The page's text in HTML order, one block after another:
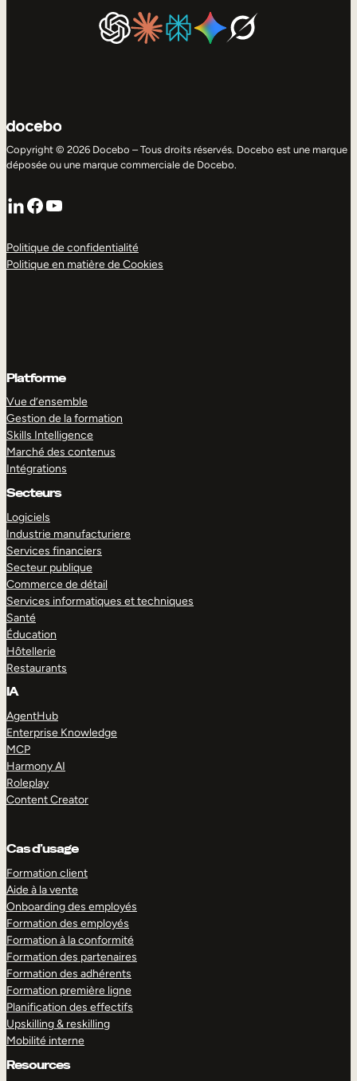
Copyright © 2026 Docebo – Tous droits réservés. Docebo est une marque
déposée ou une marque commerciale de Docebo.
LinkedIn
Facebook
YouTube
Politique de confidentialité
Politique en matière de Cookies
Platforme
Vue d’ensemble
Gestion de la formation
Skills Intelligence
Marché des contenus
Intégrations
Secteurs
Logiciels
Industrie manufacturiere
Services financiers
Secteur publique
Commerce de détail
Services informatiques et techniques
Santé
Éducation
Hôtellerie
Restaurants
IA
AgentHub
Enterprise Knowledge
MCP
Harmony AI
Roleplay
Content Creator
Cas d’usage
Formation client
Aide à la vente
Onboarding des employés
Formation des employés
Formation à la conformité
Formation des partenaires
Formation des adhérents
Formation première ligne
Planification des effectifs
Upskilling & reskilling
Mobilité interne
Resources